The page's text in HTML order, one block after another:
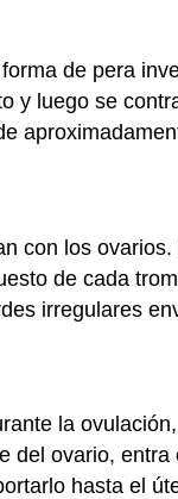
de pera
y luego se
con los
de cada
irregulares
la
del ovario, entra
hasta el